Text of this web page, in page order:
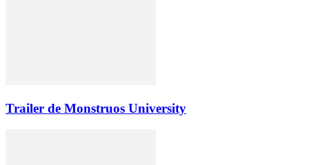
Trailer de Monstruos University